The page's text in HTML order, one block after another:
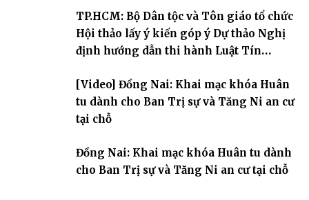
chỗ khu vực VII, VIII và trường hạ chùa Quốc Ân Khải Tường.
TP.HCM: Bộ Dân tộc và Tôn giáo tổ chức
Hội thảo lấy ý kiến góp ý Dự thảo Nghị
định hướng dẫn thi hành Luật Tín
[Video] Đồng Nai: Khai mạc khóa Huân
tu dành cho Ban Trị sự và Tăng Ni an cư
tại chỗ
Đồng Nai: Khai mạc khóa Huân tu dành
cho Ban Trị sự và Tăng Ni an cư tại chỗ